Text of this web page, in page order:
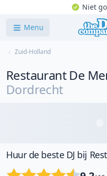
Niet
Menu
Zuid-Holland
Restaurant De
Dordrecht
Huur de beste DJ bij